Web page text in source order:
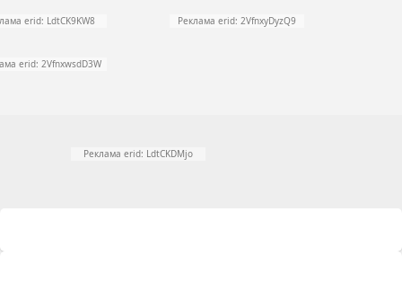
erid: LdtCK9KW8 Реклама erid: 2VfnxyDyzQ9
erid: 2VfnxwsdD3W
Реклама erid: LdtCKDMjo